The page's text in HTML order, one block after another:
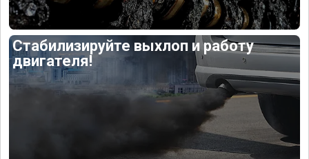
Стабилизируйте выхлоп и работу
двигателя!